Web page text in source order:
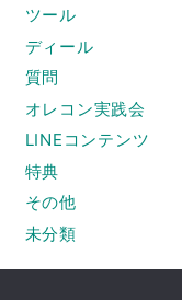
ツール
ディール
質問
オレコン実践会
LINEコンテンツ
特典
その他
未分類